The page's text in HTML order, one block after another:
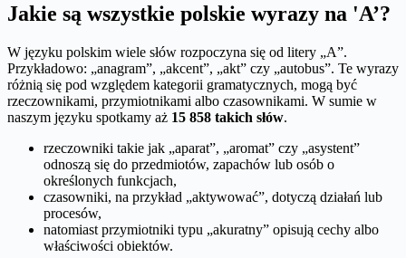
Jakie są wszystkie polskie wyrazy na 'A’?
W języku polskim wiele słów rozpoczyna się od litery „A”.
Przykładowo: „anagram”, „akcent”, „akt” czy „autobus”. Te wyrazy
różnią się pod względem kategorii gramatycznych, mogą być
rzeczownikami, przymiotnikami albo czasownikami. W sumie w
naszym języku spotkamy aż 15 858 takich słów.
rzeczowniki takie jak „aparat”, „aromat” czy „asystent”
odnoszą się do przedmiotów, zapachów lub osób o
określonych funkcjach,
czasowniki, na przykład „aktywować”, dotyczą działań lub
procesów,
natomiast przymiotniki typu „akuratny” opisują cechy albo
właściwości obiektów.